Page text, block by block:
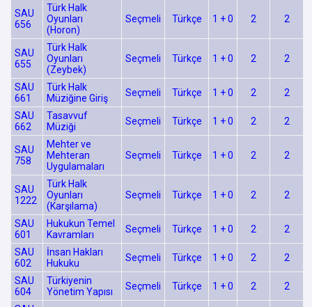
SAU
656
Türk Halk
Oyunları
(Horon)
Seçmeli Türkçe 1 + 0 2 2
SAU
655
Türk Halk
Oyunları
(Zeybek)
Seçmeli Türkçe 1 + 0 2 2
SAU
661
Türk Halk
Müziğine Giriş
Seçmeli Türkçe 1 + 0 2 2
SAU
662
Tasavvuf
Müziği
Seçmeli Türkçe 1 + 0 2 2
SAU
758
Mehter ve
Mehteran
Uygulamaları
Seçmeli Türkçe 1 + 0 2 2
SAU
1222
Türk Halk
Oyunları
(Karşılama)
Seçmeli Türkçe 1 + 0 2 2
SAU
601
Hukukun Temel
Kavramları
Seçmeli Türkçe 1 + 0 2 2
SAU
602
İnsan Hakları
Hukuku
Seçmeli Türkçe 1 + 0 2 2
SAU
604
Türkiyenin
Yönetim Yapısı
Seçmeli Türkçe 1 + 0 2 2